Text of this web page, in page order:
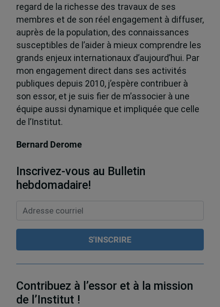
regard de la richesse des travaux de ses
membres et de son réel engagement à diffuser,
auprès de la population, des connaissances
susceptibles de l’aider à mieux comprendre les
grands enjeux internationaux d’aujourd’hui. Par
mon engagement direct dans ses activités
publiques depuis 2010, j’espère contribuer à
son essor, et je suis fier de m’associer à une
équipe aussi dynamique et impliquée que celle
de l’Institut.
Bernard Derome
Inscrivez-vous au Bulletin
hebdomadaire!
Contribuez à l’essor et à la mission
de l’Institut !